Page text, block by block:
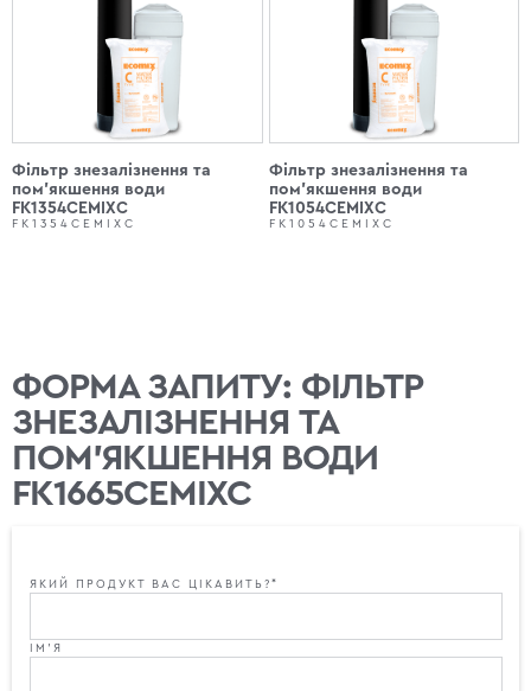
Фільтр знезалізнення та
пом'якшення води
FK1354CEMIXC
FK1354CEMIXC
Фільтр знезалізнення та
пом'якшення води
FK1054CEMIXC
FK1054CEMIXC
ФОРМА ЗАПИТУ: ФІЛЬТР
ЗНЕЗАЛІЗНЕННЯ ТА
ПОМ'ЯКШЕННЯ ВОДИ
FK1665CEMIXC
ЯКИЙ ПРОДУКТ ВАС ЦІКАВИТЬ?*
ІМ'Я